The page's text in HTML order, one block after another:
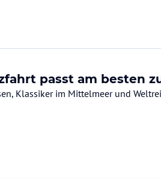
passt am besten
Klassiker im Mittelmeer und